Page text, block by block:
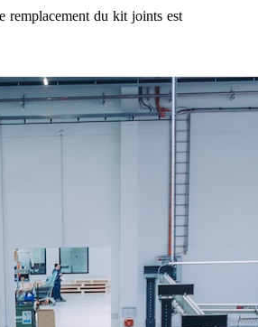
remplacement du kit joints est